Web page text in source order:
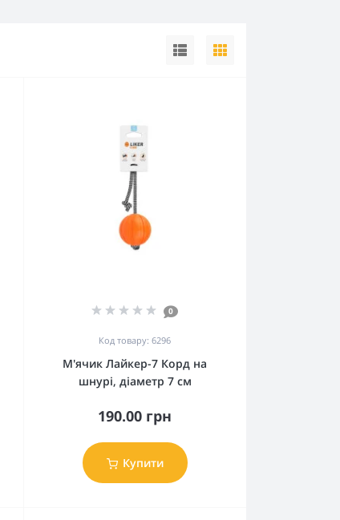
0
Код товару: 6296
М'ячик Лайкер-7 Корд на
шнурі, діаметр 7 см
190.00 грн
Купити